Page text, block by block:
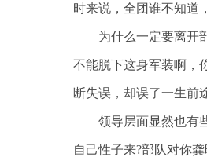
时来说，全团谁不知道
为什么一定要离开
不能脱下这身军装啊，
断失误，却误了一生前
领导层面显然也有
自己性子来?部队对你